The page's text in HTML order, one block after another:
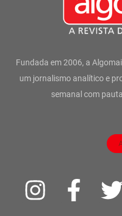
Fundada em 2006, a
um jornalismo analítico e
semanal com
I
F
a